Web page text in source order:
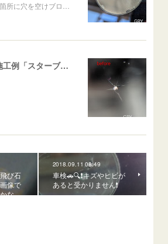
所に穴を空けブロ…
飛び石ひび 割れ施工例「スターブレイク系」 フリード
び石
像で
かな…
2018.09.11 08:49
車検🚗🔍❗キズやヒビが
あると受かりません❗